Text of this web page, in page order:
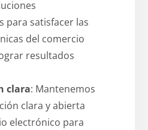
para satisfacer las
del comercio
resultados
clara: Mantenemos
clara y abierta
electrónico para